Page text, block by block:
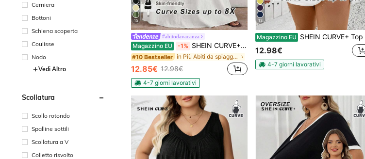
Cerniera
Bottoni
Schiena scoperta
Coulisse
Nodo
Vedi Altro
Scollatura
Scollo rotondo
Spalline sottili
Scollatura a V
Colletto risvolto
15
#abitodavacanza
Magazzino EU -1% SHEIN CURVE+ Abito casual con dettagli plissettati, taglia curvy/plus size, adatto per feste di compleanno, cerimonie di laurea, abbigliamento scolastico, uso quotidiano, vacanze, autunno/inverno
#10 Bestseller in Più Abiti da spiaggia per le vacanze
12.85€ 12.98€
4-7 giorni lavorativi
13
Magazzino EU SHEIN CURVE+ Top oversize da donna con mix di materiali,Maglietta bianca
12.98€
4-7 giorni lavorativi